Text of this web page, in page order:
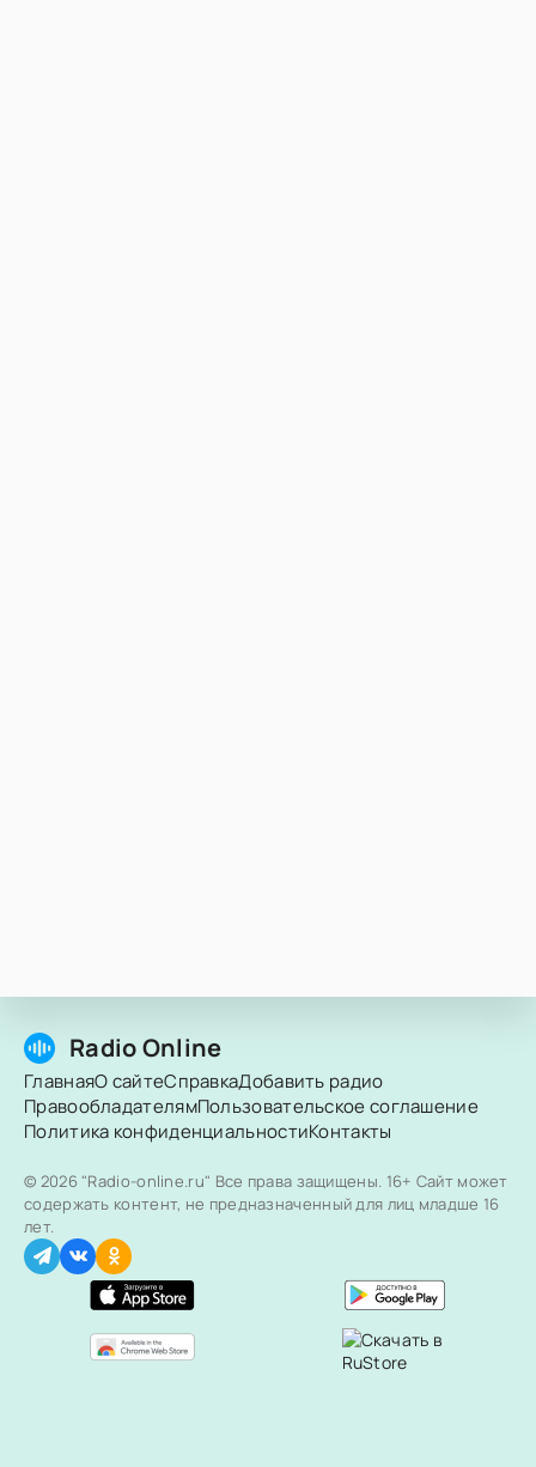
Radio Online
ГлавнаяО сайтеСправкаДобавить радио
ПравообладателямПользовательское соглашение
Политика конфиденциальностиКонтакты
© 2026 "Radio-online.ru" Все права защищены. 16+ Сайт может
содержать контент, не предназначенный для лиц младше 16
лет.